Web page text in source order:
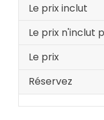
Le prix inclut
Le prix n'inclut
Le prix
Réservez